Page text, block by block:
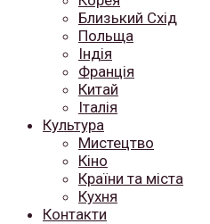
Близький Схід
Польща
Індія
Франція
Китай
Італія
Культура
Мистецтво
Кіно
Країни та міста
Кухня
Контакти